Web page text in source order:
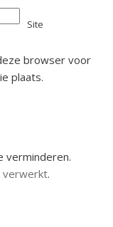
Site
browser voor
plaats.
verminderen.
verwerkt.